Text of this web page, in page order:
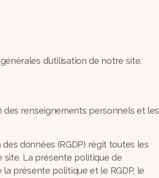
d’utilisation de notre site.
renseignements personnels et les
données (RGDP) régit toutes les
site. La présente politique de
la présente politique et le RGDP, le